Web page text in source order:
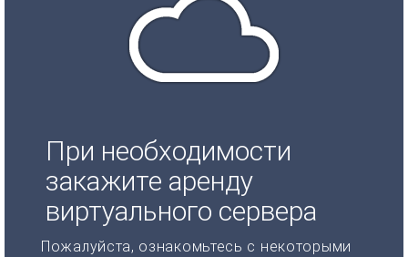
При необходимости
закажите аренду
виртуального сервера
Пожалуйста, ознакомьтесь с некоторыми